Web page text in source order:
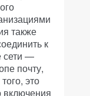
также
к
сети —
почту,
это
включения